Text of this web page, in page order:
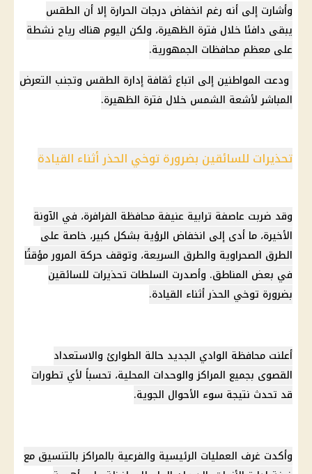
وأشارت إلى أنه رغم انخفاض درجات الحرارة إلا أن الطقس
يبقى دافئا خلال فترة الظهيرة، ولكن اليوم هناك رياح نشطة
على معظم محافظات الجمهورية.
ودعت المواطنين إلى اتباع ثقافة إدارة الطقس وتجنب التعرض
المباشر لأشعة الشمس خلال فترة الظهيرة.
تحذيرات للسائقين بضرورة توخي الحذر أثناء القيادة
وقد ضربت عاصفة ترابية عنيفة محافظة الفرافرة، في الآونة
الأخيرة، ما أدى إلى انخفاض الرؤية بشكل كبير، خاصة على
الطرق الصحراوية والطرق السريعة، وتوقف حركة المرور مؤقتًا
في بعض المناطق. وأصدرت السلطات تحذيرات للسائقين
بضرورة توخي الحذر أثناء القيادة.
أعلنت محافظة الوادي الجديد حالة الطوارئ والاستعداد
القصوى بجميع المراكز والوحدات المحلية، تحسباً لأي تطورات
قد تحدث نتيجة سوء الأحوال الجوية.
وأكدت غرف العمليات الرئيسية والفرعية بالمراكز بالتنسيق مع